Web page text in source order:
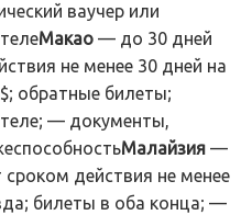
ваучер или
Макао — до 30 дней
не менее 30 дней на
обратные билеты;
— документы,
Малайзия —
сроком действия не менее
билеты в оба конца; —